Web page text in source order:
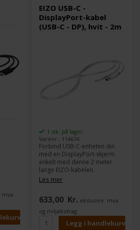
mva
EIZO USB-C -
DisplayPort-kabel
(USB-C - DP), hvit - 2m
1 stk. på lager
Varenr.: 114674
Forbind USB-C-enheten din
med en DisplayPort-skjerm
enkelt med denne 2 meter
lange EIZO-kabelen.
Tilgjengelig i elegant hvit,
perfekt for å matche
bildeoverføring og utvid
tilkoblingsmulighetene dine.
Ideelt for både datamaskiner
og skjermer.
Les mer
633,00 Kr. ekslusive. mva
og miljøbidrag